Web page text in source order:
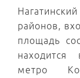
районов,
площадь
находится
метро